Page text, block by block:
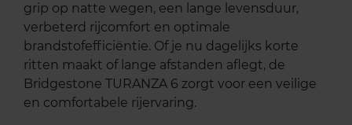
grip op natte wegen, een lange levensduur,
verbeterd rijcomfort en optimale
brandstofefficiëntie. Of je nu dagelijks korte
ritten maakt of lange afstanden aflegt, de
Bridgestone TURANZA 6 zorgt voor een veilige
en comfortabele rijervaring.